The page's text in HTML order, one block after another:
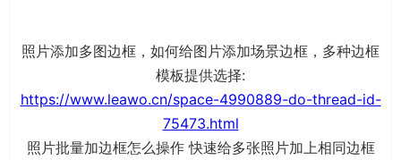
照片添加多图边框，如何给图片添加场景边框，多种边框
模板提供选择:
https://www.leawo.cn/space-4990889-do-thread-id-
75473.html
照片批量加边框怎么操作 快速给多张照片加上相同边框